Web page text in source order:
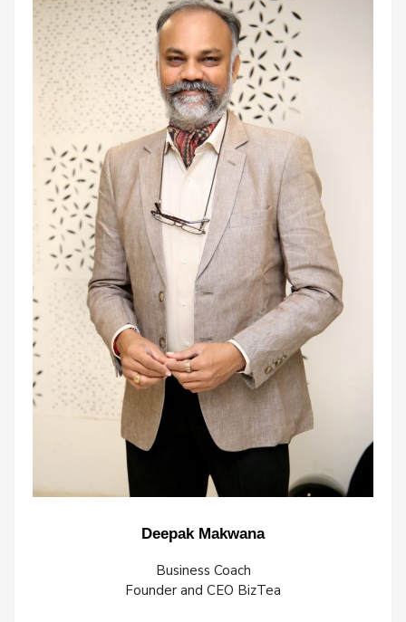
Deepak Makwana
Business Coach
Founder and CEO BizTea